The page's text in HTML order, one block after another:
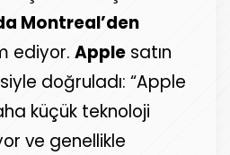
Montreal’den
ediyor. Apple satın
doğruladı: “Apple
küçük teknoloji
ve genellikle